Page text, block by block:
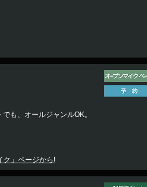
も、オールジャンルOK。
ク」ページから!